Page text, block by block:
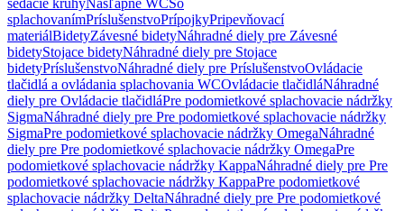
sedacie kruhyNášľapné WCSo
splachovanímPríslušenstvoPrípojkyPripevňovací
materiálBidetyZávesné bidetyNáhradné diely pre Závesné
bidetyStojace bidetyNáhradné diely pre Stojace
bidetyPríslušenstvoNáhradné diely pre PríslušenstvoOvládacie
tlačidlá a ovládania splachovania WCOvládacie tlačidláNáhradné
diely pre Ovládacie tlačidláPre podomietkové splachovacie nádržky
SigmaNáhradné diely pre Pre podomietkové splachovacie nádržky
SigmaPre podomietkové splachovacie nádržky OmegaNáhradné
diely pre Pre podomietkové splachovacie nádržky OmegaPre
podomietkové splachovacie nádržky KappaNáhradné diely pre Pre
podomietkové splachovacie nádržky KappaPre podomietkové
splachovacie nádržky DeltaNáhradné diely pre Pre podomietkové